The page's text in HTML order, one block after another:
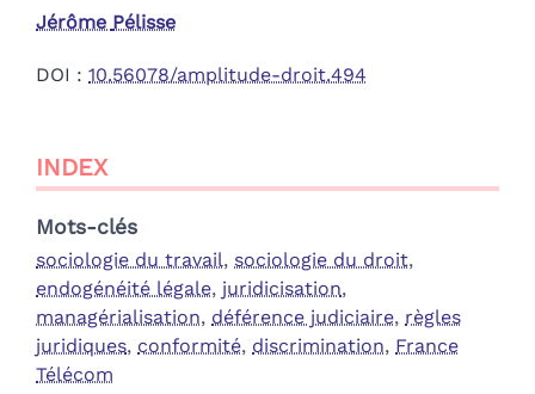
Jérôme Pélisse
DOI : 10.56078/amplitude-droit.494
Texte
Bibliographie
Notes
Citer cet article
Auteur
INDEX
Mots-clés
sociologie du travail, sociologie du droit,
endogénéité légale, juridicisation,
managérialisation, déférence judiciaire, règles
juridiques, conformité, discrimination, France
Télécom